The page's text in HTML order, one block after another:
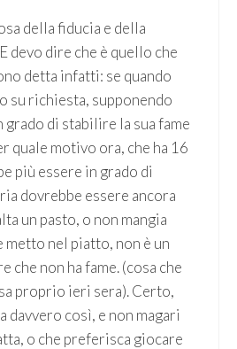
della fiducia e della
devo dire che è quello che
detta infatti: se quando
su richiesta, supponendo
grado di stabilire la sua fame
quale motivo ora, che ha 16
più essere in grado di
dovrebbe essere ancora
un pasto, o non mangia
nel piatto, non è un
che non ha fame. (cosa che
proprio ieri sera). Certo,
davvero così, e non magari
o che preferisca giocare